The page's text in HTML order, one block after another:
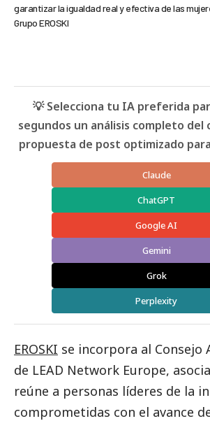
garantizar la igualdad real y efectiva de las
Grupo EROSKI
💡 Selecciona tu IA preferida
segundos un análisis completo del
propuesta de post optimizado
Claude
ChatGPT
Google AI
Gemini
Grok
Perplexity
EROSKI se incorpora al Consejo
de LEAD Network Europe,
reúne a personas líderes de la
comprometidas con el avance